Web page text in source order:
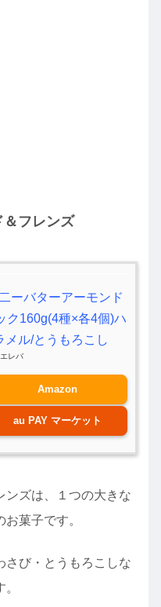
フレンズ
ーバターアーモンド
ク160g(4種×各4個)ハ
メル/とうもろこし
レバ
Amazon
au PAY マーケット
ンズは、１つの大きな
菓子です。
さび・とうもろこしな